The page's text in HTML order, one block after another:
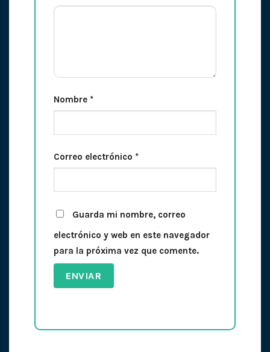
Nombre *
Correo electrónico *
Guarda mi nombre, correo
electrónico y web en este navegador
para la próxima vez que comente.